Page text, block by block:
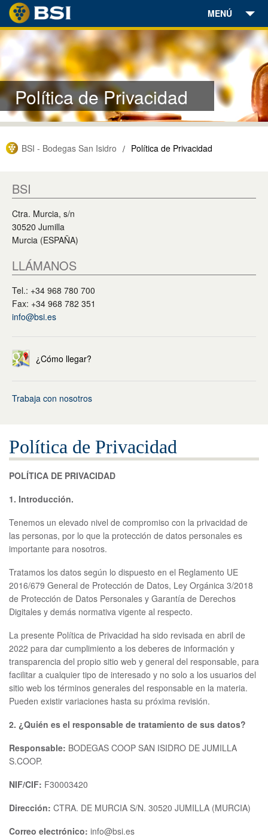
MENÚ
Bodegas
Vinos
Aceites
Enoturismo
Encuéntranos
Noticias
Contacto
Tienda Online
繁體中文
English
Política de Privacidad
BSI - Bodegas San Isidro / Política de Privacidad
BSI
Ctra. Murcia, s/n
30520 Jumilla
Murcia (ESPAÑA)
LLÁMANOS
Tel.: +34 968 780 700
Fax: +34 968 782 351
info@bsi.es
¿Cómo llegar?
Trabaja con nosotros
Política de Privacidad
POLÍTICA DE PRIVACIDAD
1. Introducción.
Tenemos un elevado nivel de compromiso con la privacidad de
las personas, por lo que la protección de datos personales es
importante para nosotros.
Tratamos los datos según lo dispuesto en el Reglamento UE
2016/679 General de Protección de Datos, Ley Orgánica 3/2018
de Protección de Datos Personales y Garantía de Derechos
Digitales y demás normativa vigente al respecto.
La presente Política de Privacidad ha sido revisada en abril de
2022 para dar cumplimiento a los deberes de información y
transparencia del propio sitio web y general del responsable, para
facilitar a cualquier tipo de interesado y no solo a los usuarios del
sitio web los términos generales del responsable en la materia.
Pueden existir variaciones hasta su próxima revisión.
2. ¿Quién es el responsable de tratamiento de sus datos?
Responsable: BODEGAS COOP SAN ISIDRO DE JUMILLA
S.COOP.
NIF/CIF: F30003420
Dirección: CTRA. DE MURCIA S/N. 30520 JUMILLA (MURCIA)
Correo electrónico: info@bsi.es